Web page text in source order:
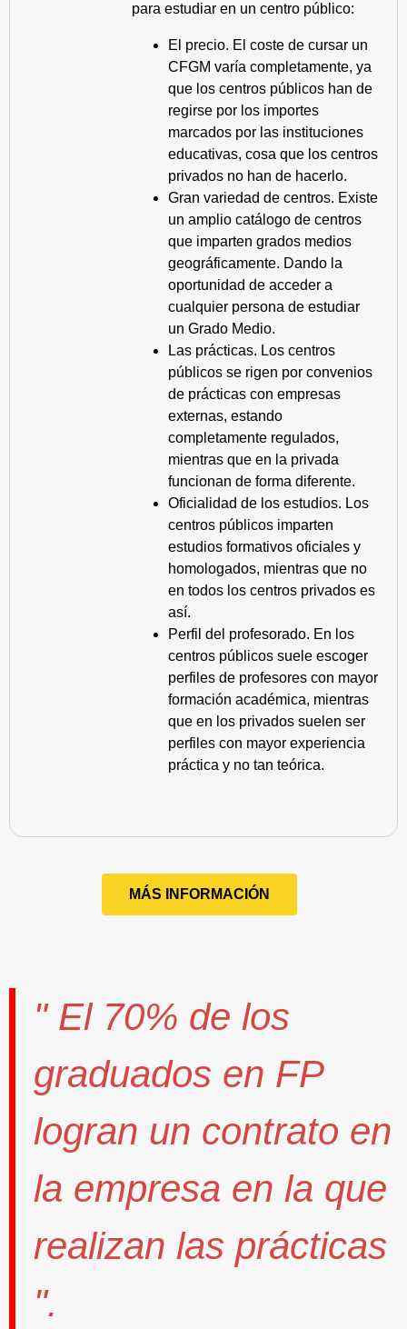
para estudiar en un centro público:
El precio. El coste de cursar un
CFGM varía completamente, ya
que los centros públicos han de
regirse por los importes
marcados por las instituciones
educativas, cosa que los centros
privados no han de hacerlo.
Gran variedad de centros. Existe
un amplio catálogo de centros
que imparten grados medios
geográficamente. Dando la
oportunidad de acceder a
cualquier persona de estudiar
un Grado Medio.
Las prácticas. Los centros
públicos se rigen por convenios
de prácticas con empresas
externas, estando
completamente regulados,
mientras que en la privada
funcionan de forma diferente.
Oficialidad de los estudios. Los
centros públicos imparten
estudios formativos oficiales y
homologados, mientras que no
en todos los centros privados es
así.
Perfil del profesorado. En los
centros públicos suele escoger
perfiles de profesores con mayor
formación académica, mientras
que en los privados suelen ser
perfiles con mayor experiencia
práctica y no tan teórica.
MÁS INFORMACIÓN
" El 70% de los
graduados en FP
logran un contrato en
la empresa en la que
realizan las prácticas
".